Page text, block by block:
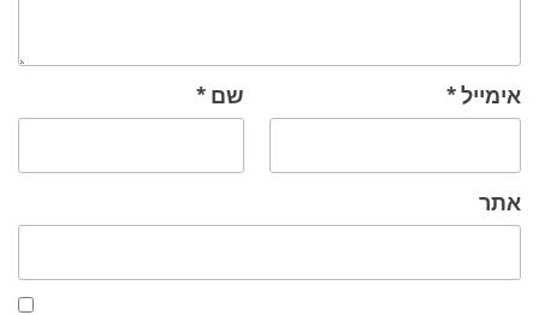
שם * אימייל*
אתר